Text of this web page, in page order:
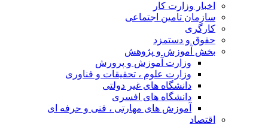
اخبار وزارت کار
سازمان تامین اجتماعی
کارگری
حقوق و دستمزد
بخش آموزش و پژوهش
وزارت آموزش و پرورش
وزارت علوم ، تحقیقات و فناوری
دانشگاه های غیر دولتی
دانشگاه های افسری
آموزش های مهارتی ، فنی و حرفه ای
اقتصاد